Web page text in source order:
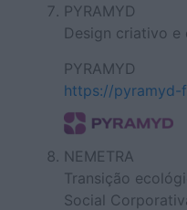
PYRAMYD
Design criativo e
PYRAMYD
https://pyramyd-
NEMETRA
Transição
Social